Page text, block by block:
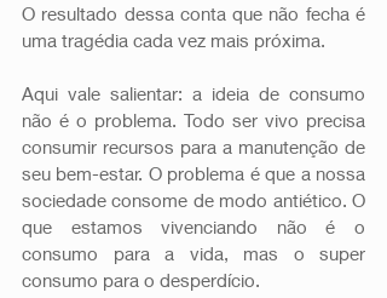
O resultado dessa conta que não fecha é
uma tragédia cada vez mais próxima.
Aqui vale salientar: a ideia de consumo
não é o problema. Todo ser vivo precisa
consumir recursos para a manutenção de
seu bem-estar. O problema é que a nossa
sociedade consome de modo antiético. O
que estamos vivenciando não é o
consumo para a vida, mas o super
consumo para o desperdício.